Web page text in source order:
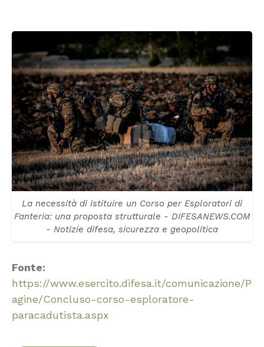
La necessità di istituire un Corso per Esploratori di
Fanteria: una proposta strutturale - DIFESANEWS.COM
- Notizie difesa, sicurezza e geopolitica
Fonte:
https://www.esercito.difesa.it/comunicazione/P
agine/Concluso-corso-esploratore-
paracadutista.aspx